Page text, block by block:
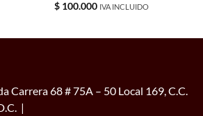
$100.000 IVA INCLUIDO
Carrera 68 # 75A – 50 Local 169, C.C.
|